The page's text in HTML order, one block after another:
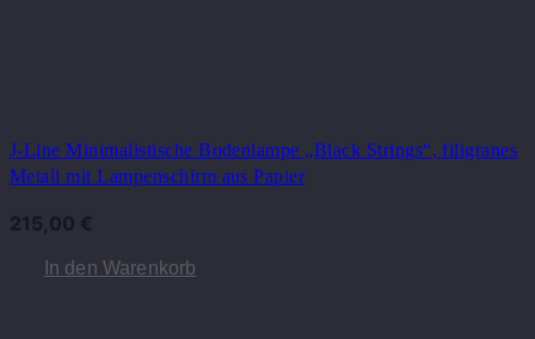
J-Line Minimalistische Bodenlampe „Black Strings“, filigranes
Metall mit Lampenschirm aus Papier
215,00 €
In den Warenkorb